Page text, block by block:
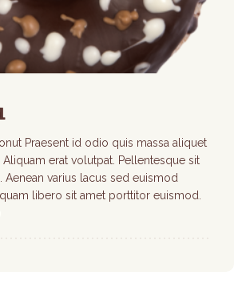
Praesent id odio quis massa aliquet
erat volutpat. Pellentesque sit
varius lacus sed euismod
libero sit amet porttitor euismod.